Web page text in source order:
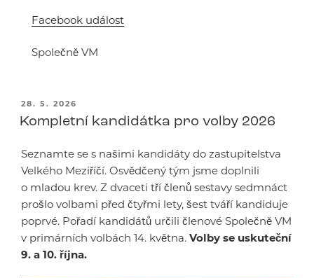
Facebook událost
Společně VM
PUBLIKOVÁNO
28. 5. 2026
Kompletní kandidátka pro volby 2026
Seznamte se s našimi kandidáty do zastupitelstva
Velkého Meziříčí. Osvědčený tým jsme doplnili
o mladou krev. Z dvaceti tří členů sestavy sedmnáct
prošlo volbami před čtyřmi lety, šest tváří kandiduje
poprvé. Pořadí kandidátů určili členové Společně VM
v primárních volbách 14. května. Volby se uskuteční
9. a 10. října.